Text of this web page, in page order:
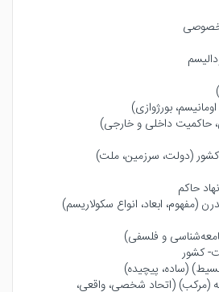
(مرکب) (اتحاد شخصی، واقعی،